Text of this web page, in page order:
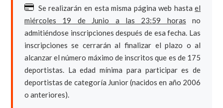
Se realizarán en esta misma página web hastael
miércoles 19 de Junio a las 23:59 horas no
admitiéndose inscripciones después de esa fecha. Las
inscripciones se cerrarán al finalizar el plazo o al
alcanzar el número máximo de inscritos que es de 175
deportistas. La edad mínima para participar es de
deportistas de categoría Junior (nacidos en año 2006
o anteriores).